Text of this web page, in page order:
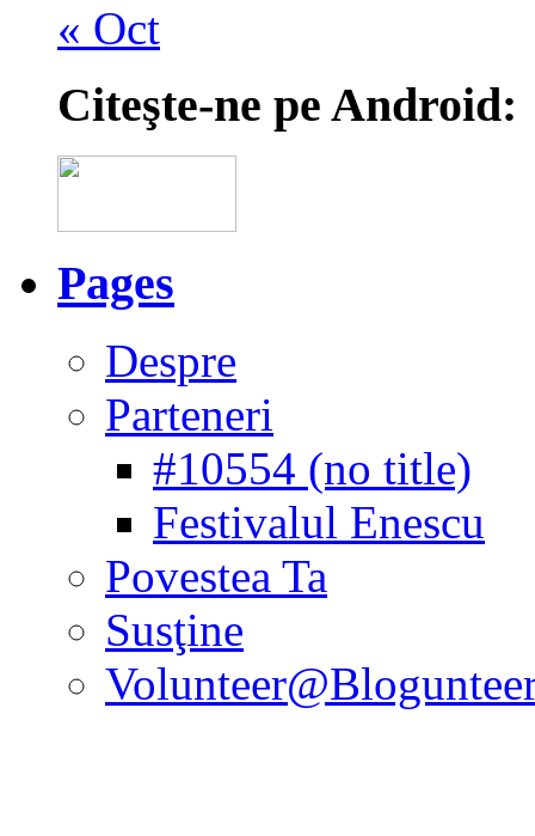
« Oct
Citeşte-ne pe Android:
Pages
Despre
Parteneri
#10554 (no title)
Festivalul Enescu
Povestea Ta
Susţine